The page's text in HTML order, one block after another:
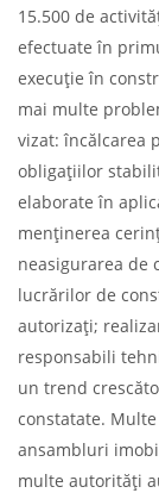
15.500 de
efectuate în
execuție în
mai multe
vizat: încălcarea
obligațiilor
elaborate în
menținerea
neasigurarea de
lucrărilor de
autorizați;
responsabili
un trend
constatate.
ansambluri
multe autorități